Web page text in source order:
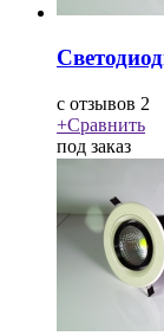
c отзывов 2
+Сравнить
под заказ